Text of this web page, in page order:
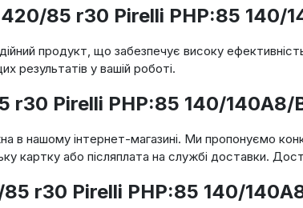
420/85 r30 Pirelli PHP:85 140/
продукт, що забезпечує високу
результатів у вашій роботі.
r30 Pirelli PHP:85 140/140A8/
нашому інтернет-магазині. Ми пропонуємо
картку або післяплата на службі доставки.
r30 Pirelli PHP:85 140/